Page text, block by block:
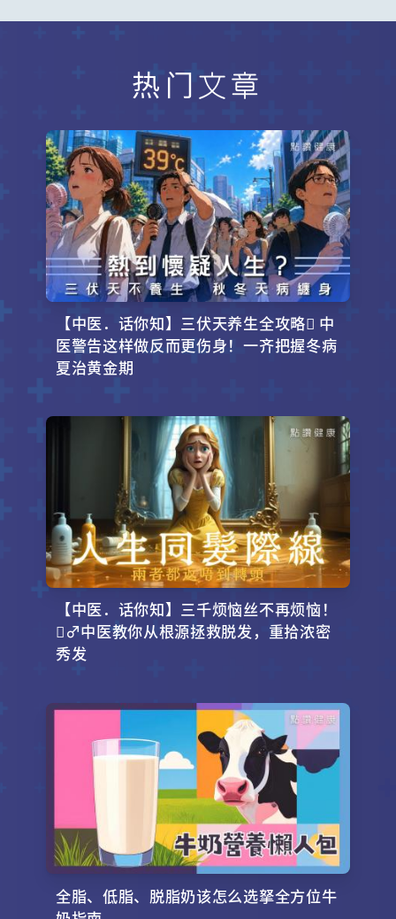
热门文章
【中医．话你知】三伏天养生全攻略 中
医警告这样做反而更伤身！一齐把握冬病
夏治黄金期
【中医．话你知】三千烦恼丝不再烦恼！
‍♂️中医教你从根源拯救脱发，重拾浓密
秀发
全脂、低脂、脱脂奶该怎么选拏全方位牛